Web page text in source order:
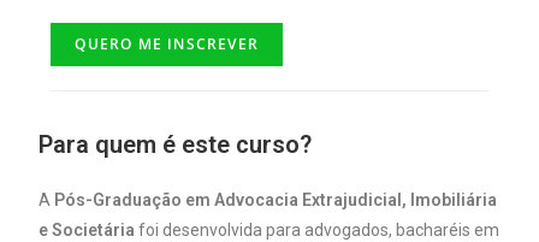
QUERO ME INSCREVER
Para quem é este curso?
A Pós-Graduação em Advocacia Extrajudicial, Imobiliária
e Societária foi desenvolvida para advogados, bacharéis em